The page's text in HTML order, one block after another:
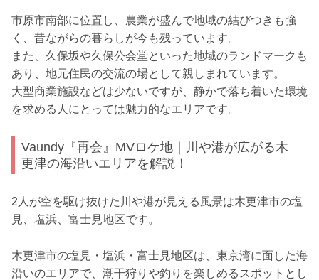
市原市南部に位置し、農業が盛んで地域の結びつきも強
く、昔ながらの暮らしが今も残っています。
また、久保坂や久保公会堂といった地域のランドマークも
あり、地元住民の交流の場として親しまれています。
大型商業施設などは少ないですが、静かで落ち着いた環境
を求める人にとっては魅力的なエリアです。
Vaundy『再会』MVロケ地｜川や港が広がる木
更津の海沿いエリアを解説！
2人が空を駆け抜けた川や港が見える風景は木更津市の塩
見、塩浜、富士見地区です。
木更津市の塩見・塩浜・富士見地区は、東京湾に面した海
沿いのエリアで、潮干狩りや釣りを楽しめるスポットとし